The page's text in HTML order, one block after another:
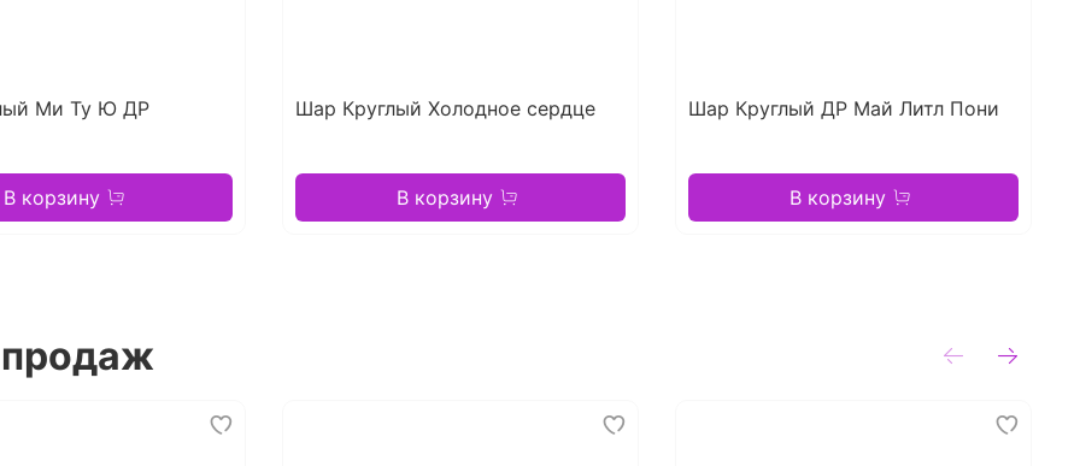
Ми Ту Ю ДР
В корзину
Шар Круглый Холодное сердце
В корзину
Шар Круглый ДР Май Литл Пони
В корзину